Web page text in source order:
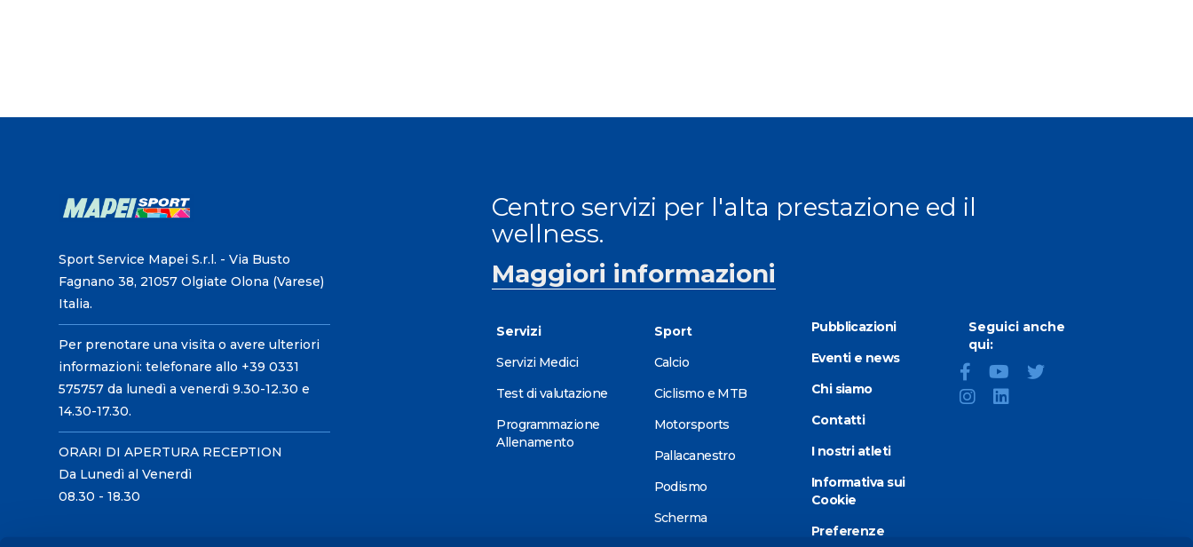
Sport Service Mapei S.r.l. - Via Busto
Fagnano 38, 21057 Olgiate Olona (Varese)
Italia.
Per prenotare una visita o avere ulteriori
informazioni: telefonare allo +39 0331
575757 da lunedì a venerdì 9.30-12.30 e
14.30-17.30.
ORARI DI APERTURA RECEPTION
Da Lunedì al Venerdì
08.30 - 18.30
Centro servizi per l'alta prestazione ed il
wellness.
Maggiori informazioni
Servizi
Servizi Medici
Test di valutazione
Programmazione
Allenamento
Sport
Calcio
Ciclismo e MTB
Motorsports
Pallacanestro
Podismo
Scherma
Pubblicazioni
Eventi e news
Chi siamo
Contatti
I nostri atleti
Informativa sui
Cookie
Preferenze
Seguici anche
qui: